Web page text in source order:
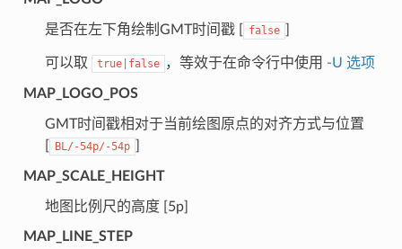
是否在左下角绘制GMT时间戳 [ false
可以取 true|false ，等效于在命令行中使用 -U 选项
MAP_LOGO_POS
GMT时间戳相对于当前绘图原点的对齐方式与位置
BL/-54p/-54p
MAP_SCALE_HEIGHT
地图比例尺的高度 [5p]
MAP_LINE_STEP